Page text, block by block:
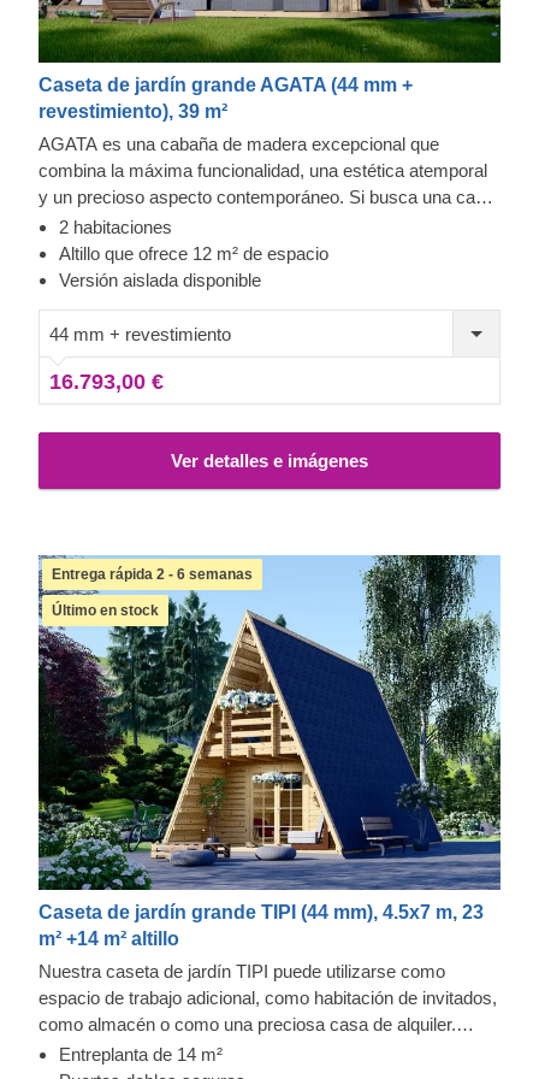
Caseta de jardín grande AGATA (44 mm +
revestimiento), 39 m²
AGATA es una cabaña de madera excepcional que
combina la máxima funcionalidad, una estética atemporal
y un precioso aspecto contemporáneo. Si busca una casa
compacta que le proporcione suficiente espacio para
descansar tanto en su interior como exterior y que además
le garantice una distribución eficiente del espacio de vida y
mayor comodidad, también se encuentra disponible una
versión aislada de este modelo.
2 habitaciones
Altillo que ofrece 12 m² de espacio
Versión aislada disponible
44 mm + revestimiento
16.793,00 €
Ver detalles e imágenes
Entrega rápida 2 - 6 semanas
Último en stock
Caseta de jardín grande TIPI (44 mm), 4.5x7 m, 23
m² +14 m² altillo
Nuestra caseta de jardín TIPI puede utilizarse como
espacio de trabajo adicional, como habitación de invitados,
como almacén o como una preciosa casa de alquiler.
Amueble su nueva terraza con muebles modernos, reúna
Entreplanta de 14 m²